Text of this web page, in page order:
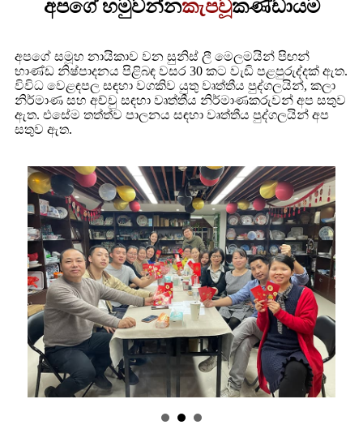
අපගේ හමුවන්නකැපවූකණ්ඩායම
අපගේ සමූහ නායිකාව වන සුනිස් ලී මෙලමයින් පිඟන්
භාණ්ඩ නිෂ්පාදනය පිළිබඳ වසර 30 කට වැඩි පළපුරුද්දක් ඇත.
විවිධ වෙළඳපල සඳහා වගකිව යුතු වෘත්තීය පුද්ගලයින්, කලා
නිර්මාණ සහ අච්චු සඳහා වෘත්තීය නිර්මාණකරුවන් අප සතුව
ඇත. එසේම තත්ත්ව පාලනය සඳහා වෘත්තීය පුද්ගලයින් අප
සතුව ඇත.